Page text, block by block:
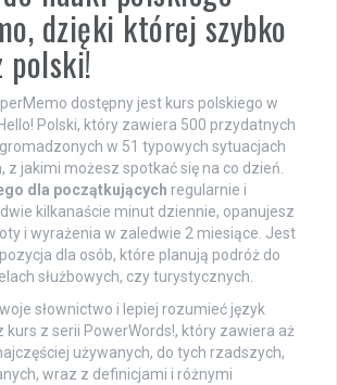
dzięki której szybko
polski!
dostępny jest kurs polskiego w
Polski, który zawiera 500 przydatnych
w 51 typowych sytuacjach
z jakimi możesz spotkać się na co dzień.
dla początkujących regularnie i
kilkanaście minut dziennie, opanujesz
i wyrażenia w zaledwie 2 miesiące. Jest
dla osób, które planują podróż do
służbowych, czy turystycznych.
słownictwo i lepiej rozumieć język
kurs z serii PowerWords!, który zawiera aż
używanych, do tych rzadszych,
wraz z definicjami i różnymi